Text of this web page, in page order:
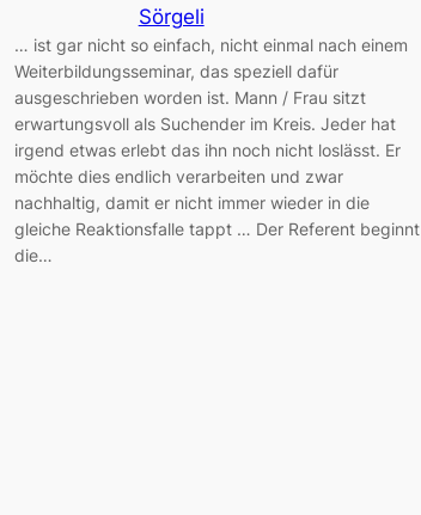
Sörgeli
… ist gar nicht so einfach, nicht einmal nach einem
Weiterbildungsseminar, das speziell dafür
ausgeschrieben worden ist. Mann / Frau sitzt
erwartungsvoll als Suchender im Kreis. Jeder hat
irgend etwas erlebt das ihn noch nicht loslässt. Er
möchte dies endlich verarbeiten und zwar
nachhaltig, damit er nicht immer wieder in die
gleiche Reaktionsfalle tappt … Der Referent beginnt
die…